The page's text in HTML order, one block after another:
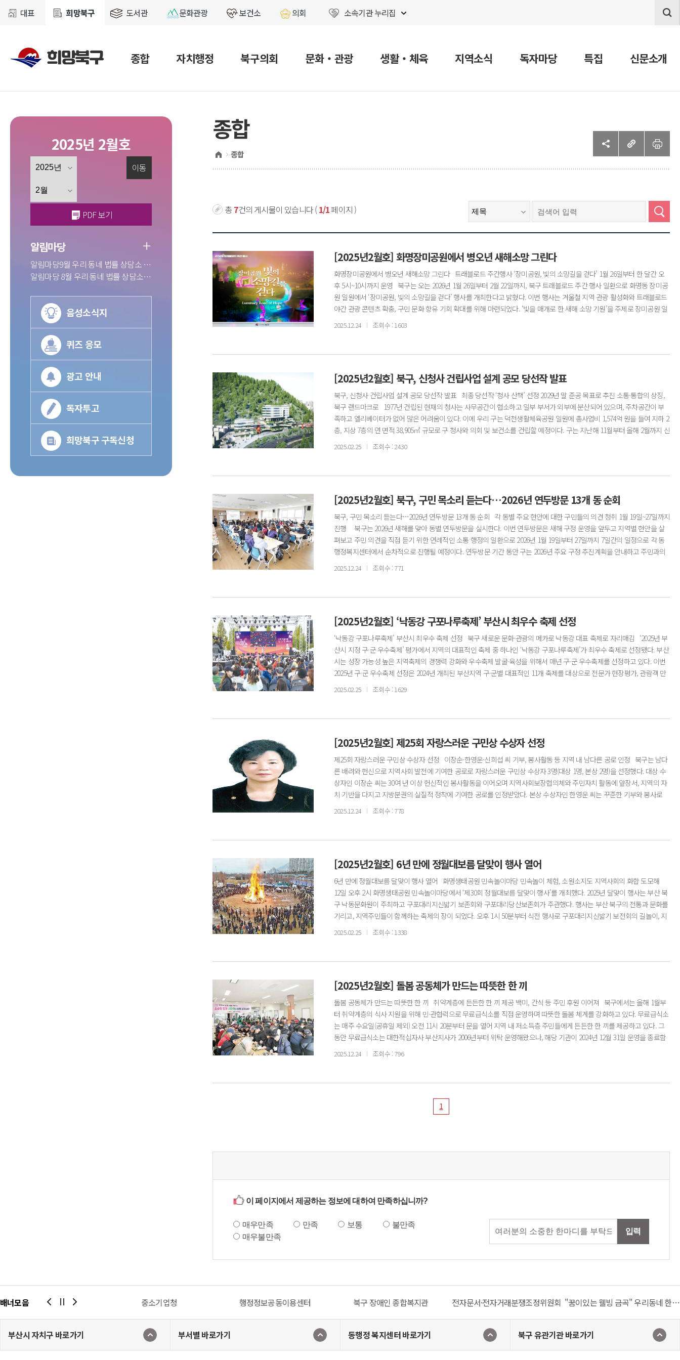
대표 희망북구 도서관 문화관광 보건소 의회 소속기관 누리집
종합 자치행정 북구의회 문화‧관광 생활‧체육 지역소식 독자마당 특집 신문소개
2025년 2월호
이동
PDF 보기
알림마당
알림마당9월 우리 동네 법률 상담소 운영 법률...
알림마당 8월 우리 동네 법률 상담소 운영법률...
음성소식지
퀴즈 응모
광고 안내
독자투고
희망북구 구독신청
종합
종합
총 7건의 게시물이 있습니다 (1/1페이지 )
[2025년2월호] 화명장미공원에서 병오년 새해소망 그린다
화명장미공원에서 병오년 새해소망 그린다 트래블로드 주간행사 ‘장미공원, 빛의 소망길을 걷다’ 1월 26일부터 한 달간 오
후 5시~10시까지 운영 북구는 오는 2026년 1월 26일부터 2월 22일까지, 북구 트래블로드 주간 행사 일환으로 화명동 장미공
원 일원에서 ‘장미공원, 빛의 소망길을 걷다’ 행사를 개최한다고 밝혔다. 이번 행사는 겨울철 지역 관광 활성화와 트래블로드
야간 관광 콘텐츠 확충, 구민 문화 향유 기회 확대를 위해 마련되었다. ‘빛을 매개로 한 새해 소망 기원’을 주제로 장미공원 일
원에 야간 경관조명과 빛 조형물을 설치해 겨울밤 산책형 문화행사로 운영된다. 행사 기간동안 장미공원 곳곳에는 빛의 길
의 시작을 알리는 개막 점등식은 1월 26일 저녁에 열릴 예정이다. 식전 공연을 시작으로 점등 퍼포먼스가 이어지며, 장미공원
되며, 별도의 입장료 없이 누구나 자유롭게 관람할 수 있다. 북구 관계자는 “이번 행사가 겨울철 북구를 대표하는 새로운 야간
관광 콘텐츠로 자리매김하길 기대한다”며 “빛과 공간이 어우러진 장미공원에서 구민과 방문객 모두가 따뜻한 새해의 소망과
추억을 만들어 가길 바란다”고 말했다. 문의 미래전략과 ☎309-5422
2025.12.24 조회수 : 1603
[2025년2월호] 북구, 신청사 건립사업 설계 공모 당선작 발표
북구, 신청사 건립사업 설계 공모 당선작 발표 최종 당선작 ‘청사 산책’ 선정 2029년 말 준공 목표로 추진 소통·통합의 상징,
북구 랜드마크로 1977년 건립된 현재의 청사는 사무공간이 협소하고 일부 부서가 외부에 분산되어 있으며, 주차공간이 부
족하고 엘리베이터가 없어 많은 어려움이 있다. 이에 우리 구는 덕천생활체육공원 일원에 총사업비 1,574억 원을 들여 지하 2
층, 지상 7층의 연 면적 38,905㎡ 규모로 구 청사와 의회 및 보건소를 건립할 예정이다. 구는 지난해 11월부터 올해 2월까지 신
청사 건립사업 설계 공모를 진행하였으며, 지난 7일 13개 업체의 공모안에 대해 심사한 결과, ㈜일신설계종합건축사사무소
안정성 확보와 이용자 중심의 열린 공간 조성 등 편의성에 대하여 높은 평가를 받았다. 구는 당선된 업체와 기본 및 실시설계
2025.02.25 조회수 : 2430
[2025년2월호] 북구, 구민 목소리 듣는다…2026년 연두방문 13개 동 순회
북구, 구민 목소리 듣는다…2026년 연두방문 13개 동 순회 각 동별 주요 현안에 대한 구민들의 의견 청취 1월 19일~27일까지
진행 북구는 2026년 새해를 맞아 동별 연두방문을 실시한다. 이번 연두방문은 새해 구정 운영을 앞두고 지역별 현안을 살
펴보고 주민 의견을 직접 듣기 위한 연례적인 소통 행정의 일환으로 2026년 1월 19일부터 27일까지 7일간의 일정으로 각 동
행정복지센터에서 순차적으로 진행될 예정이다. 연두방문 기간 동안 구는 2026년 주요 구정 추진계획을 안내하고 주민과의
대화를 통해 생활 불편 사항을 비롯한 동별 주요 현안에 대한 다양한 의견을 청취할 계획이다. 특히, 현장에서 접수된 일상생
문의 행정지원과 ☎309-4116
2025.12.24 조회수 : 771
[2025년2월호] ‘낙동강 구포나루축제’ 부산시 최우수 축제 선정
‘낙동강 구포나루축제’ 부산시 최우수 축제 선정 북구 새로운 문화·관광의 메카로 낙동강 대표 축제로 자리매김 ‘2025년 부
산시 지정 구·군 우수축제’ 평가에서 지역의 대표적인 축제 중 하나인 ‘낙동강 구포나루축제’가 최우수 축제로 선정됐다. 부산
시는 성장 가능성 높은 지역축제의 경쟁력 강화와 우수축제 발굴·육성을 위해서 매년 구·군 우수축제를 선정하고 있다. 이번
2025년 구·군 우수축제 선정은 2024년 개최된 부산지역 구·군별 대표적인 11개 축제를 대상으로 전문가 현장평가, 관람객 만
족도 조사, 빅데이터 분석과 축제육성위원회의 심의를 거쳐 진행됐다. 낙동강 구포나루축제는 구포나루터·구포시장 등 역사
구포나루축제가 부산시 구·군 최우수 축제로 지정된 만큼 앞으로 지역 주민의 축제를 넘어 낙동강 대표 축제로 성장할 수 있
2025.02.25 조회수 : 1629
[2025년2월호] 제25회 자랑스러운 구민상 수상자 선정
제25회 자랑스러운 구민상 수상자 선정 이장순·한영운·신희섭 씨 기부, 봉사활동 등 지역 내 남다른 공로 인정 북구는 남다
른 배려와 헌신으로 지역사회 발전에 기여한 공로로 자랑스러운 구민상 수상자 3명(대상 1명, 본상 2명)을 선정했다. 대상 수
상자인 이장순 씨는 30여 년 이상 헌신적인 봉사활동을 이어오며 지역사회보장협의체와 주민자치 활동에 앞장서, 지역의 자
치 기반을 다지고 지방분권의 실질적 정착에 기여한 공로를 인정받았다. 본상 수상자인 한영운 씨는 꾸준한 기부와 봉사로
이웃사랑을 실천해 온 인물이다. 독거어르신과 취약계층을 위한 성품·성금 기탁을 지속하며 온정을 전해왔다. 본상을 수상한
2025.12.24 조회수 : 778
[2025년2월호] 6년 만에 정월대보름 달맞이 행사 열어
6년 만에 정월대보름 달맞이 행사 열어 화명생태공원 민속놀이마당 민속놀이 체험, 소원소지도 지역사회의 화합 도모해
12일 오후 2시 화명생태공원 민속놀이마당에서 ‘제30회 정월대보름 달맞이 행사’를 개최했다. 2025년 달맞이 행사는 부산 북
구 낙동문화원이 주최하고 구포대리지신밟기 보존회와 구포대리당산보존회가 주관했다. 행사는 부산 북구의 전통과 문화를
기리고, 지역주민들이 함께하는 축제의 장이 되었다. 오후 1시 50분부터 식전 행사로 구포대리지신밟기 보전회의 길놀이, 지
신밟기와 민속 민요, 색소폰, 트로트 장구 등 초청 공연 행사가 펼쳐졌고, 오후 4시부터 시작되는 본행사에서는 개회식, 시니
장식했다. 이번 행사는 코로나 이후 6년 만에 재개되는 대규모 전통 행사로, 지역주민들의 큰 호응속에 다양한 문화 단체들이
2025.02.25 조회수 : 1338
[2025년2월호] 돌봄 공동체가 만드는 따뜻한 한 끼
돌봄 공동체가 만드는 따뜻한 한 끼 취약계층에 든든한 한 끼 제공 백미, 간식 등 주민 후원 이어져 북구에서는 올해 1월부
터 취약계층의 식사 지원을 위해 민·관협력으로 무료급식소를 직접 운영하며 따뜻한 돌봄 체계를 강화하고 있다. 무료급식소
는 매주 수요일(공휴일 제외) 오전 11시 20분부터 문을 열어 지역 내 저소득층 주민들에게 든든한 한 끼를 제공하고 있다. 그
동안 무료급식소는 대한적십자사 부산지사가 2006년부터 위탁 운영해왔으나, 해당 기관이 2024년 12월 31일 운영을 종료함
에 따라 북구는 공백을 막기 위해 급식소를 직접 운영하기로 결정했다. 구는 지난해 12월 16일 북구새마을부녀회, 대한적십
조리 등을 맡고 있다. 이렇듯 참여와 협력의 방식으로 급식소를 이끌어가고 있으며 무료급식소의 이용자도 꾸준히 증가하고
역사회에 따뜻한 나눔의 손길이 이어지고 있다. 문의 복지정책과 ☎309-5121
2025.12.24 조회수 : 796
1
이 페이지에서 제공하는 정보에 대하여 만족하십니까?
매우만족 만족 보통
불만족
매우불만족
입력
배너모음NPS국민연금 중소기업청 행정정보공동이용센터 북구 장애인 종합복지관 전자문서·전자거래분쟁조정위원회 "꿈이있는 웰빙 금곡" 우리동네 한바퀴 걷기 코스
부산시 자치구 바로가기 부서별 바로가기 동행정 복지센터 바로가기 북구 유관기관 바로가기